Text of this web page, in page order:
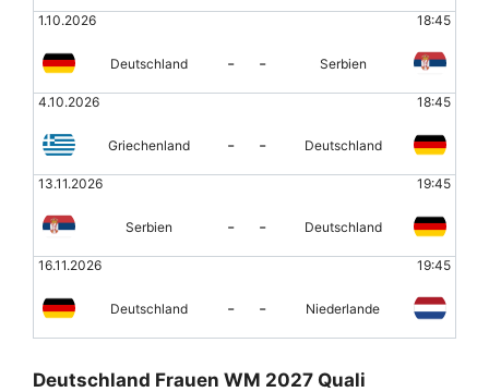
1.10.2026 18:45
Deutschland - - Serbien
4.10.2026 18:45
Griechenland - - Deutschland
13.11.2026 19:45
Serbien - - Deutschland
16.11.2026 19:45
Deutschland - - Niederlande
Deutschland Frauen WM 2027 Quali